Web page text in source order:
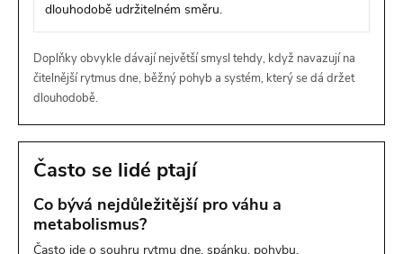
dlouhodobě udržitelném směru.
Doplňky obvykle dávají největší smysl tehdy, když navazují na
čitelnější rytmus dne, běžný pohyb a systém, který se dá držet
dlouhodobě.
Často se lidé ptají
Co bývá nejdůležitější pro váhu a
metabolismus?
Často jde o souhru rytmu dne, spánku, pohybu,